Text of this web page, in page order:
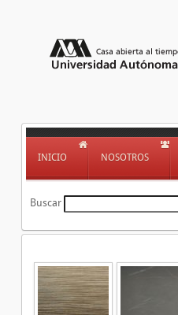
INICIO NOSOTROS
Buscar